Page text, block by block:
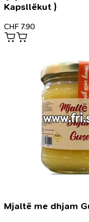
Kapsllëkut )
CHF 7.90
Mjaltë me dhjam